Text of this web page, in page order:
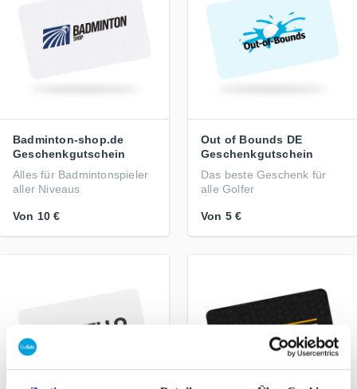
Badminton-shop.de
Geschenkgutschein
Alles für Badmintonspieler
aller Niveaus
Von 10 €
Out of Bounds DE
Geschenkgutschein
Das beste Geschenk für
alle Golfer
Von 5 €